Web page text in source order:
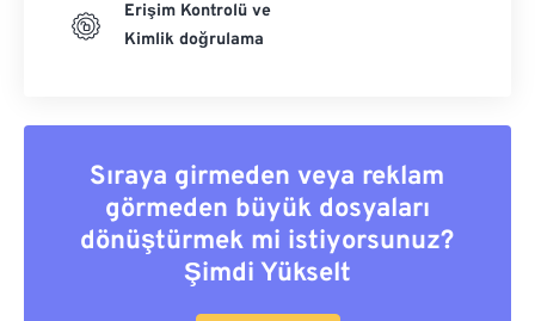
Erişim Kontrolü ve
Kimlik doğrulama
Sıraya girmeden veya reklam
görmeden büyük dosyaları
dönüştürmek mi istiyorsunuz?
Şimdi Yükselt